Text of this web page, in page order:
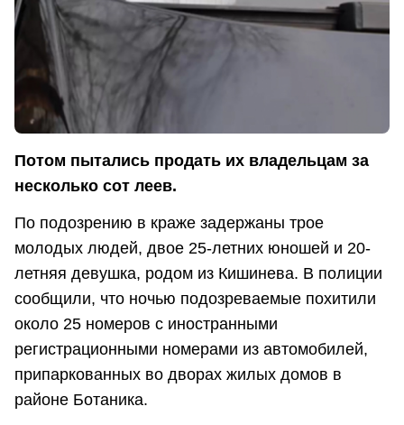
Потом пытались продать их владельцам за
несколько сот леев.
По подозрению в краже задержаны трое
молодых людей, двое 25-летних юношей и 20-
летняя девушка, родом из Кишинева. В полиции
сообщили, что ночью подозреваемые похитили
около 25 номеров с иностранными
регистрационными номерами из автомобилей,
припаркованных во дворах жилых домов в
районе Ботаника.